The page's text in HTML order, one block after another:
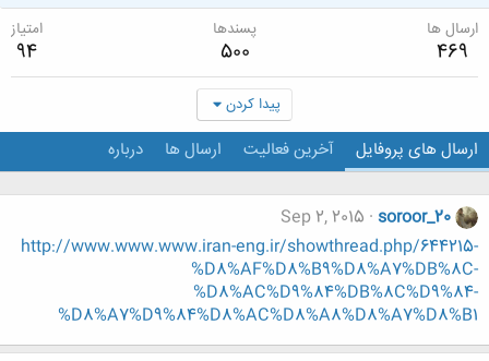
ارسال ها
469
پسندها
500
امتیاز
94
پیدا کردن
ارسال های پروفایل آخرین فعالیت ارسال ها درباره
soroor_20
Sep 2, 2015
http://www.www.www.iran-eng.ir/showthread.php/644215-
%D8%AF%D8%B9%D8%A7%DB%8C-
%D8%AC%D9%84%DB%8C%D9%84-
%D8%A7%D9%84%D8%AC%D8%A8%D8%A7%D8%B1